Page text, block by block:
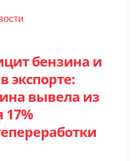
бензина и
экспорте:
вывела из
17%